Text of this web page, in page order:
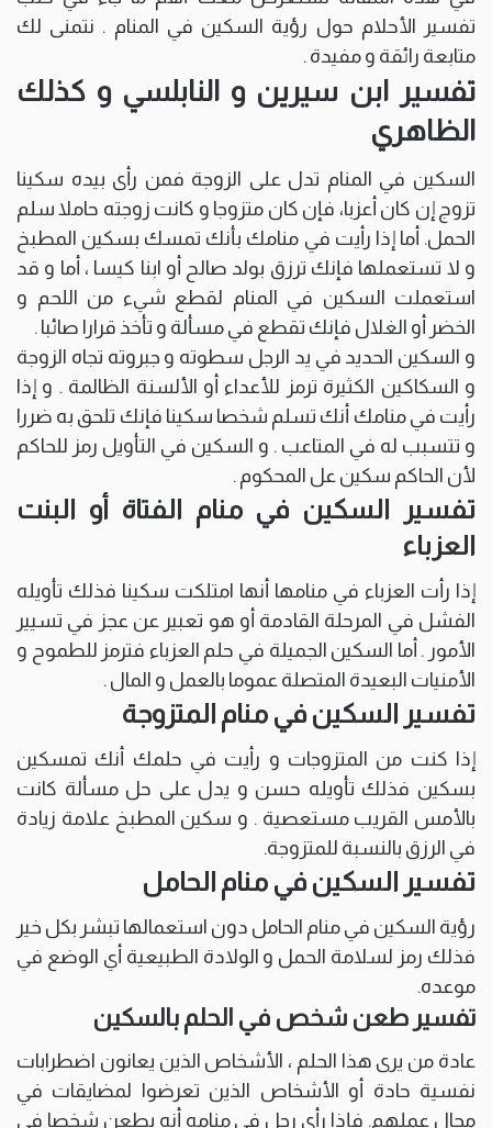
تفسير الأحلام حول رؤية السكين في المنام . نتمنى لك
متابعة رائقة و مفيدة .
تفسير ابن سيرين و النابلسي و كذلك
الظاهري
السكين في المنام تدل على الزوجة فمن رأى بيده سكينا
تزوج إن كان أعزبا، فإن كان متزوجا و كانت زوجته حاملا سلم
الحمل. أما إذا رأيت في منامك بأنك تمسك بسكين المطبخ
و لا تستعملها فإنك ترزق بولد صالح أو ابنا كيسا ، أما و قد
استعملت السكين في المنام لقطع شيء من اللحم و
الخضر أو الغلال فإنك تقطع في مسألة و تأخذ قرارا صائبا .
و السكين الحديد في يد الرجل سطوته و جبروته تجاه الزوجة
و السكاكين الكثيرة ترمز للأعداء أو الألسنة الظالمة . و إذا
رأيت في منامك أنك تسلم شخصا سكينا فإنك تلحق به ضررا
و تتسبب له في المتاعب . و السكين في التأويل رمز للحاكم
لأن الحاكم سكين عل المحكوم .
تفسير السكين في منام الفتاة أو البنت
العزباء
إذا رأت العزباء في منامها أنها امتلكت سكينا فذلك تأويله
الفشل في المرحلة القادمة أو هو تعبير عن عجز في تسيير
الأمور . أما السكين الجميلة في حلم العزباء فترمز للطموح و
الأمنيات البعيدة المتصلة عموما بالعمل و المال .
تفسير السكين في منام المتزوجة
إذا كنت من المتزوجات و رأيت في حلمك أنك تمسكين
بسكين فذلك تأويله حسن و يدل على حل مسألة كانت
بالأمس القريب مستعصية . و سكين المطبخ علامة زيادة
في الرزق بالنسبة للمتزوجة.
تفسير السكين في منام الحامل
رؤية السكين في منام الحامل دون استعمالها تبشر بكل خير
فذلك رمز لسلامة الحمل و الولادة الطبيعية أي الوضع في
موعده.
تفسير طعن شخص في الحلم بالسكين
عادة من يرى هذا الحلم ، الأشخاص الذين يعانون اضطرابات
نفسية حادة أو الأشخاص الذين تعرضوا لمضايقات في
مجال عملهم. فإذا رأى رجل في منامه أنه يطعن شخصا في